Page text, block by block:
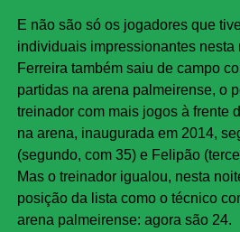
E não são só os jogadores que
individuais impressionantes nesta
Ferreira também saiu de campo
partidas na arena palmeirense, o
treinador com mais jogos à frente
na arena, inaugurada em 2014,
(segundo, com 35) e Felipão
Mas o treinador igualou, nesta
posição da lista como o técnico
arena palmeirense: agora são 24.